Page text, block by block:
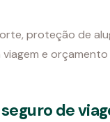
proteção de
e
de